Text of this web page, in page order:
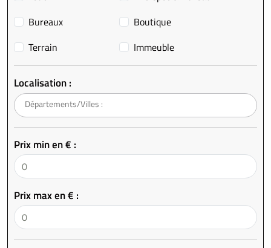
Bureaux
Boutique
Terrain
Immeuble
Localisation :
Prix min en € :
Prix max en € :